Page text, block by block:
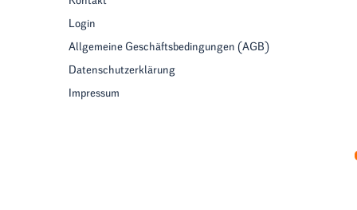
Login
Allgemeine Geschäftsbedingungen (AGB)
Datenschutzerklärung
Impressum